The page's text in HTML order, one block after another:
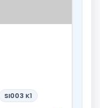
SI003 K1